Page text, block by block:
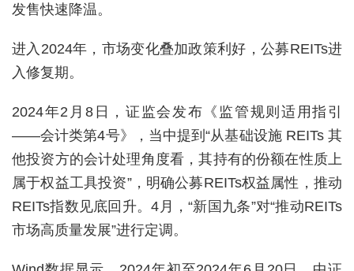
发售快速降温。
进入2024年，市场变化叠加政策利好，公募REITs进
入修复期。
2024年2月8日，证监会发布《监管规则适用指引
——会计类第4号》，当中提到“从基础设施 REITs 其
他投资方的会计处理角度看，其持有的份额在性质上
属于权益工具投资”，明确公募REITs权益属性，推动
REITs指数见底回升。4月，“新国九条”对“推动REITs
市场高质量发展”进行定调。